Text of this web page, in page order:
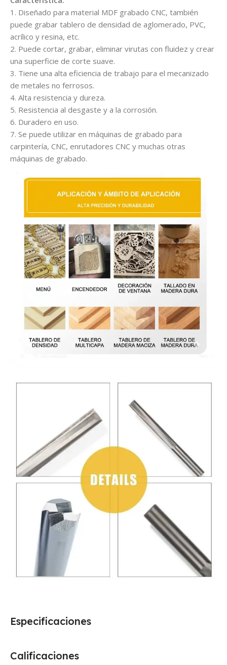
1. Diseñado para material MDF grabado CNC, también
puede grabar tablero de densidad de aglomerado, PVC,
acrílico y resina, etc.
2. Puede cortar, grabar, eliminar virutas con fluidez y crear
una superficie de corte suave.
3. Tiene una alta eficiencia de trabajo para el mecanizado
de metales no ferrosos.
4. Alta resistencia y dureza.
5. Resistencia al desgaste y a la corrosión.
6. Duradero en uso.
7. Se puede utilizar en máquinas de grabado para
carpintería, CNC, enrutadores CNC y muchas otras
máquinas de grabado.
Especificaciones
Calificaciones